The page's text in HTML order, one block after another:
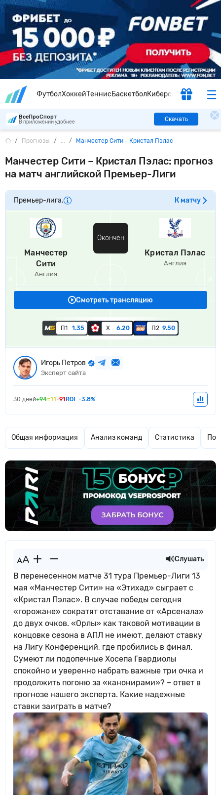
ФутболХоккейТеннисБаскетболКиберспорт
ВсеПроСпорт
В приложении удобнее Скачать
Манчестер Сити – Кристал Пэлас: прогноз
на матч английской Премьер-Лиги
Прогнозы ... Манчестер Сити - Кристал Пэлас
Премьер-лига. К матчу
Манчестер
Сити
Англия
Окончен
Кристал Пэлас
Англия
Смотреть трансляцию
П1 1.35 Х 6.20 П2 9.50
Игорь Петров
Эксперт сайта
30 дней+94=11 -91 ROI -3.8%
Общая информация Анализ команд Статистика
Слушать
В перенесенном матче 31 тура Премьер-Лиги 13
мая «Манчестер Сити» на «Этихад» сыграет с
«Кристал Пэлас». В случае победы сегодня
«горожане» сократят отставание от «Арсенала»
до двух очков. «Орлы» как таковой мотивации в
концовке сезона в АПЛ не имеют, делают ставку
на Лигу Конференций, где пробились в финал.
Сумеют ли подопечные Хосепа Гвардиолы
спокойно и уверенно набрать важные три очка и
продолжить погоню за «канонирами»? – ответ в
прогнозе нашего эксперта. Какие надежные
ставки заиграть в матче?